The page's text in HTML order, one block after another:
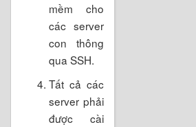
mềm cho
các server
con thông
qua SSH.
Tất cả các
server phải
được cài